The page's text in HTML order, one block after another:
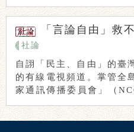
「言論自由」救
社論
自詡「民主、自由」的臺
的有線電視頻道。掌管全
家通訊傳播委員會」（